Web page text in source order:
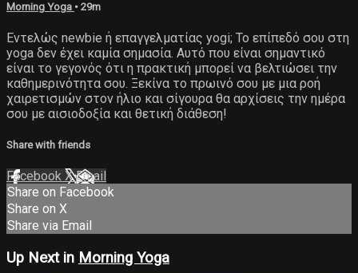
Morning Yoga • 29m
Εντελώς newbie ή επαγγελματίας yogi; Το επίπεδό σου στη
yoga δεν έχει καμία σημασία. Αυτό που είναι σημαντικό
είναι το γεγονός ότι η πρακτική μπορεί να βελτιώσει την
καθημερινότητα σου. Ξεκίνα το πρωινό σου με μια ροή
χαιρετισμών στον ήλιο και σίγουρα θα αρχίσεις την ημέρα
σου με αισιοδοξία και θετική διάθεση!
Share with friends
Facebook XEmail
Share on Facebook
Share on X
Share via Email
Up Next in Morning Yoga